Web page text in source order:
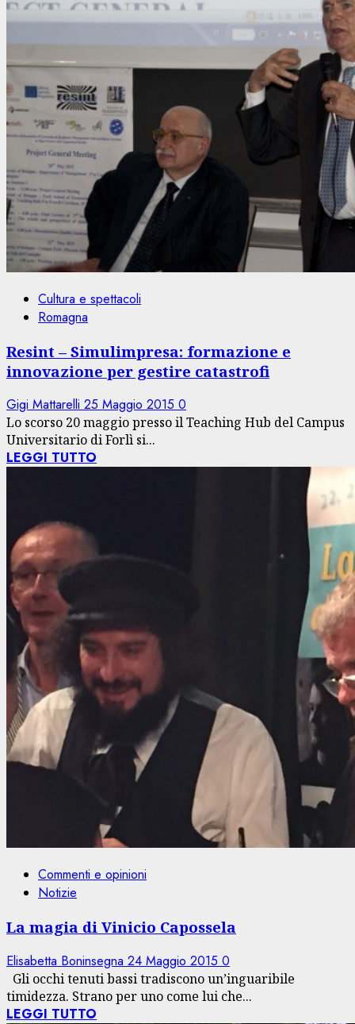
Cultura e spettacoli
Romagna
Resint – Simulimpresa: formazione e
innovazione per gestire catastrofi
Gigi Mattarelli 25 Maggio 2015 0
Lo scorso 20 maggio presso il Teaching Hub del Campus
Universitario di Forlì si...
LEGGI TUTTO
Commenti e opinioni
Notizie
La magia di Vinicio Capossela
Elisabetta Boninsegna 24 Maggio 2015 0
Gli occhi tenuti bassi tradiscono un’inguaribile
timidezza. Strano per uno come lui che...
LEGGI TUTTO